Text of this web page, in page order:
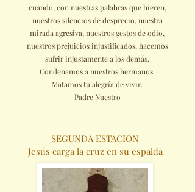
cuando, con nuestras palabras que hieren,
nuestros silencios de desprecio, nuestra
mirada agresiva, nuestros gestos de odio,
nuestros prejuicios injustificados, hacemos
sufrir injustamente a los demás.
Condenamos a nuestros hermanos.
Matamos tu alegría de vivir.
Padre Nuestro
SEGUNDA ESTACION
Jesús carga la cruz en su espalda